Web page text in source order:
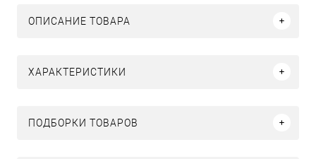
ОПИСАНИЕ ТОВАРА
ХАРАКТЕРИСТИКИ
ПОДБОРКИ ТОВАРОВ